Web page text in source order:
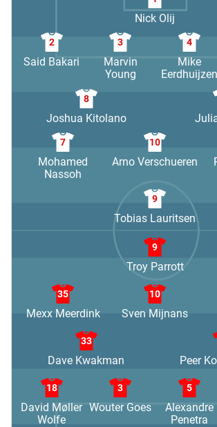
Nick Olij
2
Said Bakari
3
Marvin
Young
4
Mike
Eerdhuijzen
8
Joshua Kitolano
7
Mohamed
Nassoh
10
Arno Verschueren
9
Tobias Lauritsen
9
Troy Parrott
35
Mexx Meerdink
10
Sven Mijnans
33
Dave Kwakman Peer
18
David Møller
Wolfe
3
Wouter Goes
5
Alexandre
Penetra